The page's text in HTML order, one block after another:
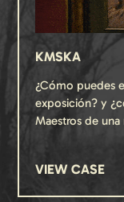
KMSKA
¿Cómo puedes
exposición? y
Maestros de
VIEW CASE